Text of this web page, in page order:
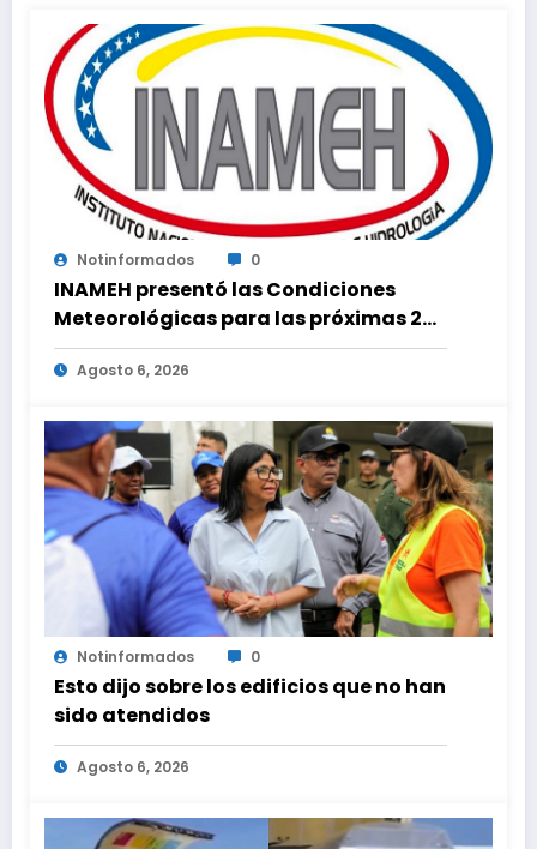
Notinformados 0
INAMEH presentó las Condiciones
Meteorológicas para las próximas 24
horas, de este jueves 6 de agosto 2026
Agosto 6, 2026
Notinformados 0
Esto dijo sobre los edificios que no han
sido atendidos
Agosto 6, 2026